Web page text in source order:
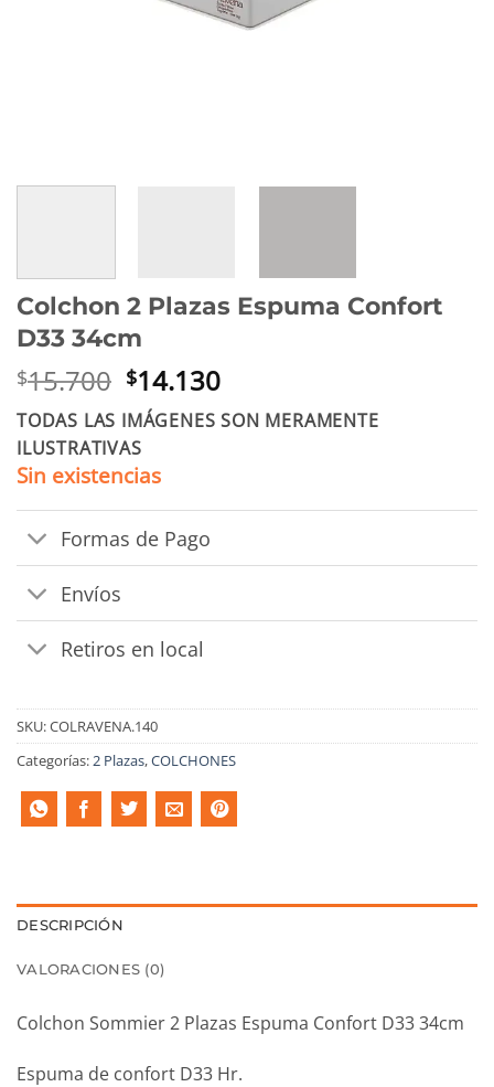
Colchon 2 Plazas Espuma Confort
D33 34cm
$15.700 El
precio
original
era:
$15.700.
$14.130El
precio
actual
TODAS LAS IMÁGENES SON MERAMENTE
ILUSTRATIVAS
Sin existencias
Formas de Pago
Envíos
Retiros en local
SKU:COLRAVENA.140
Categorías:2 Plazas,COLCHONES
DESCRIPCIÓN
VALORACIONES (0)
Colchon Sommier 2 Plazas Espuma Confort D33 34cm
Espuma de confort D33 Hr.